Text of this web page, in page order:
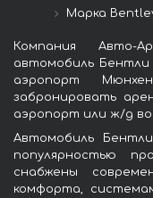
Марка
Компания Авто-
автомобиль Бентли
аэропорт
забронировать
аэропорт или ж/д
Автомобиль
популярностью
снабжены
комфорта,